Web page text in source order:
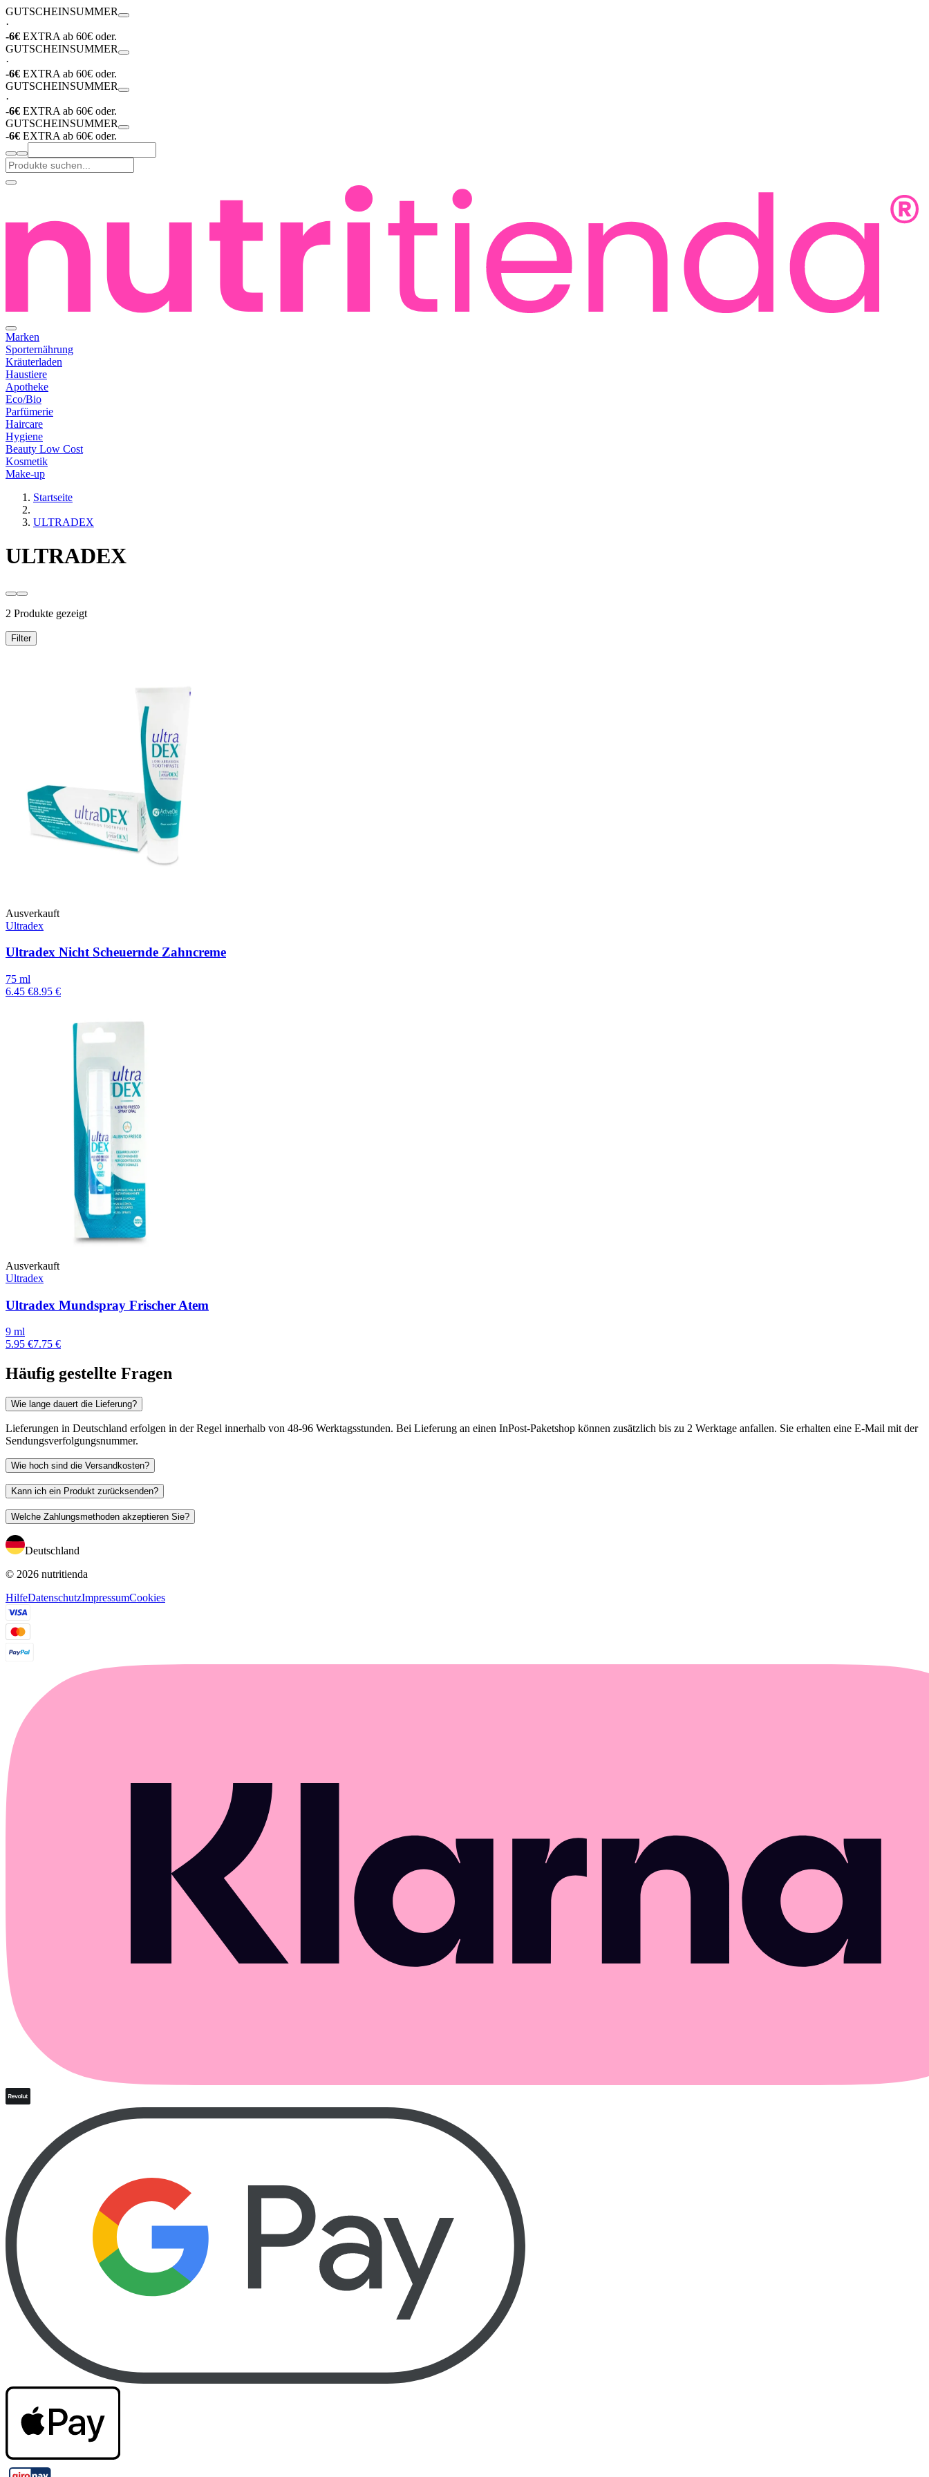
GUTSCHEINSUMMER
·
-6€ EXTRA ab 60€ oder.
GUTSCHEINSUMMER
·
-6€ EXTRA ab 60€ oder.
GUTSCHEINSUMMER
·
-6€ EXTRA ab 60€ oder.
GUTSCHEINSUMMER
-6€ EXTRA ab 60€ oder.
Marken
Sporternährung
Kräuterladen
Haustiere
Apotheke
Eco/Bio
Parfümerie
Haircare
Hygiene
Beauty Low Cost
Kosmetik
Make-up
Startseite
ULTRADEX
ULTRADEX
2 Produkte gezeigt
Filter
Ausverkauft
Ultradex
Ultradex Nicht Scheuernde Zahncreme
75 ml
6.45 €8.95 €
Ausverkauft
Ultradex
Ultradex Mundspray Frischer Atem
9 ml
5.95 €7.75 €
Häufig gestellte Fragen
Wie lange dauert die Lieferung?
Lieferungen in Deutschland erfolgen in der Regel innerhalb von 48-96 Werktagsstunden. Bei Lieferung an einen InPost-Paketshop können zusätzlich bis zu 2 Werktage anfallen. Sie erhalten eine E-Mail mit der
Sendungsverfolgungsnummer.
Wie hoch sind die Versandkosten?
Kann ich ein Produkt zurücksenden?
Welche Zahlungsmethoden akzeptieren Sie?
Deutschland
© 2026 nutritienda
HilfeDatenschutzImpressumCookies